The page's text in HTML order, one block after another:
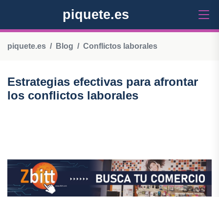
piquete.es
piquete.es Blog Conflictos laborales
Estrategias efectivas para afrontar
los conflictos laborales